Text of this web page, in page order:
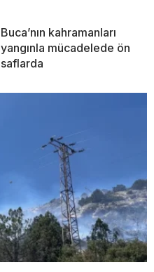
Buca’nın kahramanları
yangınla mücadelede ön
saflarda